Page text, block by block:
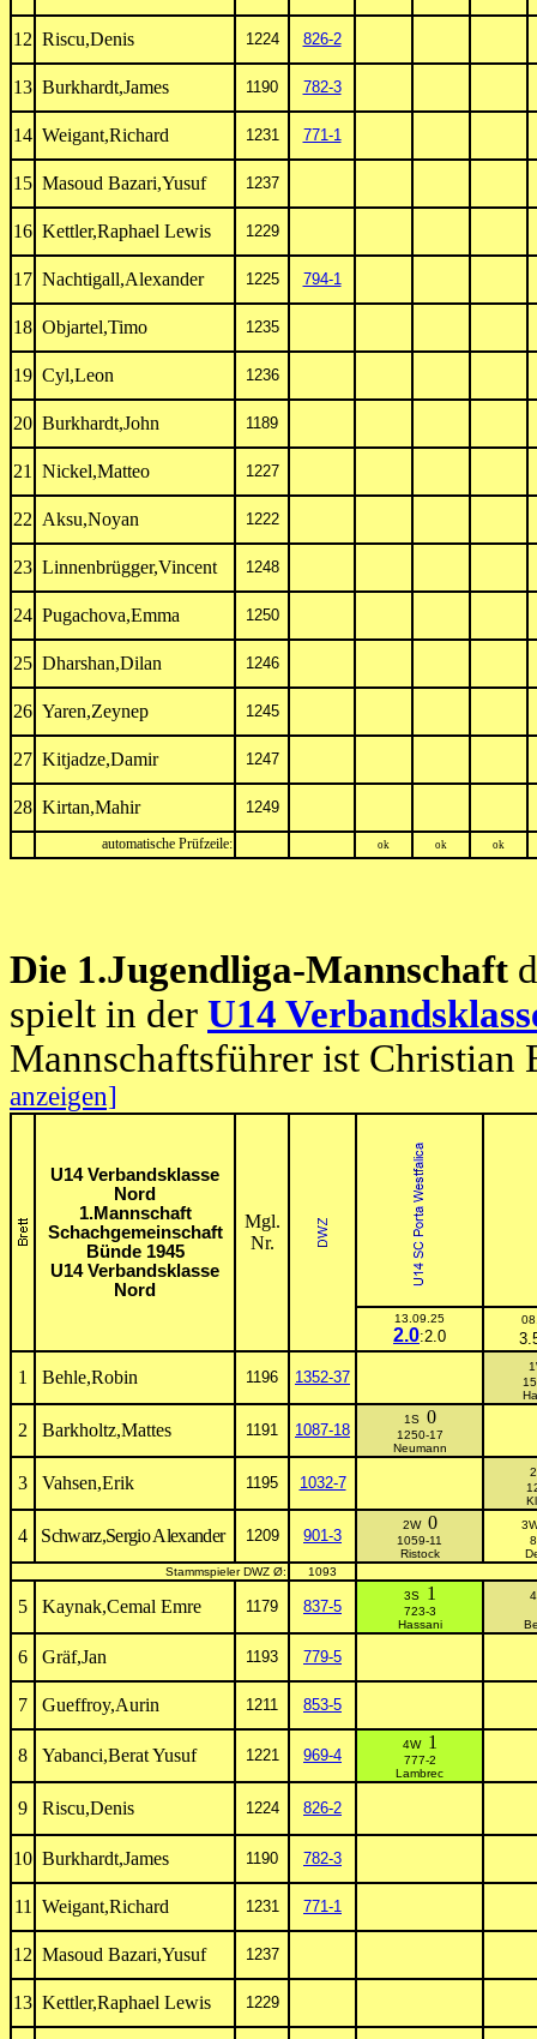
12 Riscu,Denis 1224 826-2
13 Burkhardt,James 1190 782-3
14 Weigant,Richard 1231 771-1
15 Masoud Bazari,Yusuf 1237
16 Kettler,Raphael Lewis 1229
17 Nachtigall,Alexander 1225 794-1
18 Objartel,Timo 1235
19 Cyl,Leon 1236
20 Burkhardt,John 1189
21 Nickel,Matteo 1227
22 Aksu,Noyan 1222
23 Linnenbrügger,Vincent 1248
24 Pugachova,Emma 1250
25 Dharshan,Dilan 1246
26 Yaren,Zeynep 1245
27 Kitjadze,Damir 1247
28 Kirtan,Mahir 1249
automatische Prüfzeile: ok ok ok
Die 1.Jugendliga-Mannschaft
spielt in der U14
Mannschaftsführer ist Christian
anzeigen]
U14 Verbandsklasse
Nord
1.Mannschaft
Schachgemeinschaft
Bünde 1945
U14 Verbandsklasse
Nord
Mgl.
Nr.
13.09.25
2.0:2.0
1 Behle,Robin 1196 1352-37
2 Barkholtz,Mattes 1191 1087-18
1S 0
1250-17
Neumann
3 Vahsen,Erik 1195 1032-7
4 Schwarz,Sergio Alexander 1209 901-3
2W 0
1059-11
Ristock
Stammspieler DWZ Ø:
1093
5 Kaynak,Cemal Emre 1179 837-5
3S 1
723-3
Hassani
6 Gräf,Jan 1193 779-5
7 Gueffroy,Aurin 1211 853-5
8 Yabanci,Berat Yusuf 1221 969-4
4W 1
777-2
Lambrec
9 Riscu,Denis 1224 826-2
10 Burkhardt,James 1190 782-3
11 Weigant,Richard 1231 771-1
12 Masoud Bazari,Yusuf 1237
13 Kettler,Raphael Lewis 1229